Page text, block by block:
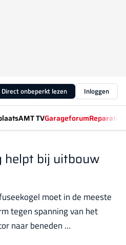
Direct onbeperkt lezen Inloggen
AMT TVGarageforum
helpt bij uitbouw
moet in de meeste
tegen spanning van het
naar beneden ...